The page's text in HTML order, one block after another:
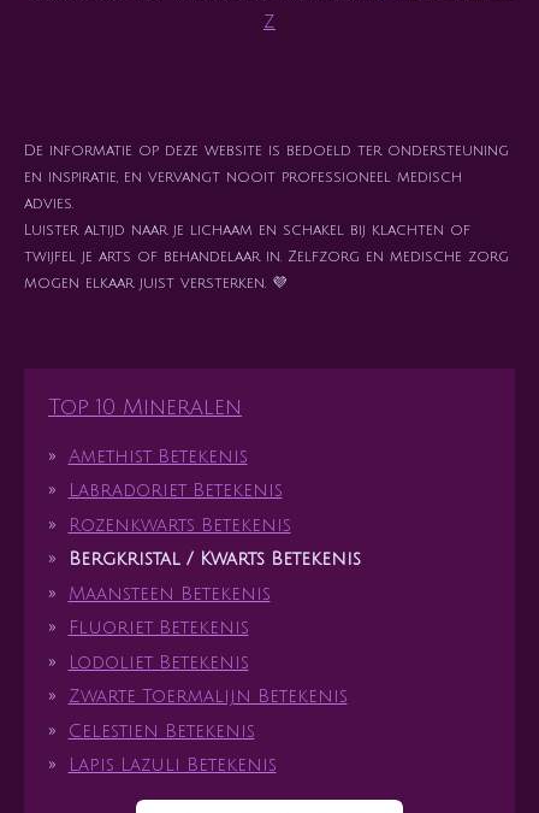
Z
De informatie op deze website is bedoeld ter ondersteuning
en inspiratie, en vervangt nooit professioneel medisch
advies.
Luister altijd naar je lichaam en schakel bij klachten of
twijfel je arts of behandelaar in. Zelfzorg en medische zorg
mogen elkaar juist versterken. 💜
Top 10 Mineralen
Amethist Betekenis
Labradoriet Betekenis
Rozenkwarts Betekenis
Bergkristal / Kwarts Betekenis
Maansteen Betekenis
Fluoriet Betekenis
Lodoliet Betekenis
Zwarte Toermalijn Betekenis
Celestien Betekenis
Lapis Lazuli Betekenis